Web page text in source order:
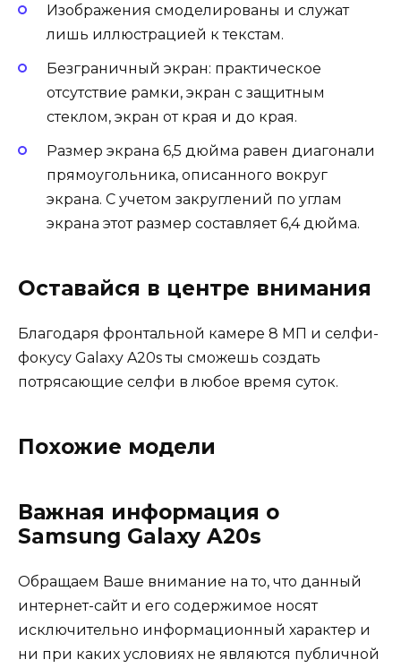
Изображения смоделированы и служат
лишь иллюстрацией к текстам.
Безграничный экран: практическое
отсутствие рамки, экран с защитным
стеклом, экран от края и до края.
Размер экрана 6,5 дюйма равен диагонали
прямоугольника, описанного вокруг
экрана. С учетом закруглений по углам
экрана этот размер составляет 6,4 дюйма.
Оставайся в центре внимания
Благодаря фронтальной камере 8 МП и селфи-
фокусу Galaxy A20s ты сможешь создать
потрясающие селфи в любое время суток.
Похожие модели
Важная информация о
Samsung Galaxy A20s
Обращаем Ваше внимание на то, что данный
интернет-сайт и его содержимое носят
исключительно информационный характер и
ни при каких условиях не являются публичной